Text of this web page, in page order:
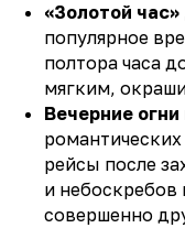
«Золотой
популярное
полтора часа
мягким,
Вечерние
рейсы после
и
совершенно